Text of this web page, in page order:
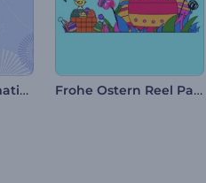
Kanada-Tag Animationen Frohe Ostern Reel Paket